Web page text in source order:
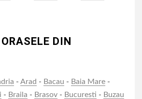
DIN
- Arad - Bacau - Baia Mare -
- Braila - Brasov - Bucuresti - Buzau